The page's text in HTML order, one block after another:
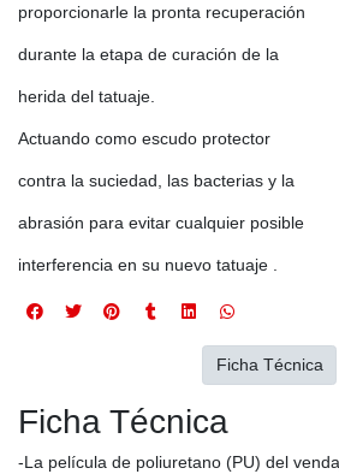
proporcionarle la pronta recuperación
durante la etapa de curación de la
herida del tatuaje.
Actuando como escudo protector
contra la suciedad, las bacterias y la
abrasión para evitar cualquier posible
interferencia en su nuevo tatuaje .
Ficha Técnica
-La película de poliuretano (PU) del
Ficha Técnica